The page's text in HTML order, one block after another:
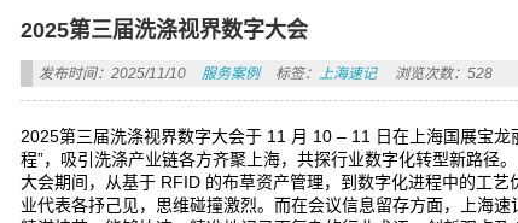
2025第三届洗涤视界数字大会
发布时间：2025/11/10 服务案例 标签： 上海速记 浏览次数：528
2025第三届洗涤视界数字大会于 11 月 10 – 11 日在上海国展宝
程”，吸引洗涤产业链各方齐聚上海，共探行业数字化转型新路径。
大会期间，从基于 RFID 的布草资产管理，到数字化进程中的工艺
业代表各抒己见，思维碰撞激烈。而在会议信息留存方面，上海